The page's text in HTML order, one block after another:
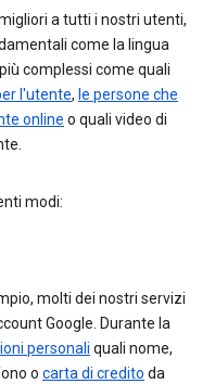
a tutti i nostri utenti,
come la lingua
complessi come quali
l'utente, le persone che
online o quali video di
modi:
molti dei nostri servizi
Google. Durante la
personali quali nome,
o carta di credito da